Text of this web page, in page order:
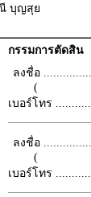
บุญสุย
กรรมการตัดสิน
ลงชื่อ
(
เบอร์โทร
ลงชื่อ
(
เบอร์โทร